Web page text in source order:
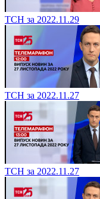
ТСН за 2022.11.29
ТСН за 2022.11.27
ТСН за 2022.11.27